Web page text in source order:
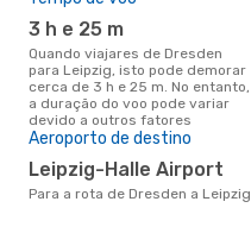
3 h e 25 m
Quando viajares de Dresden
para Leipzig, isto pode demorar
cerca de 3 h e 25 m. No entanto,
a duração do voo pode variar
devido a outros fatores
Aeroporto de destino
Leipzig-Halle Airport
Para a rota de Dresden a Leipzig